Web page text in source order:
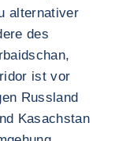
alternativer
des
ist vor
Russland
Kasachstan